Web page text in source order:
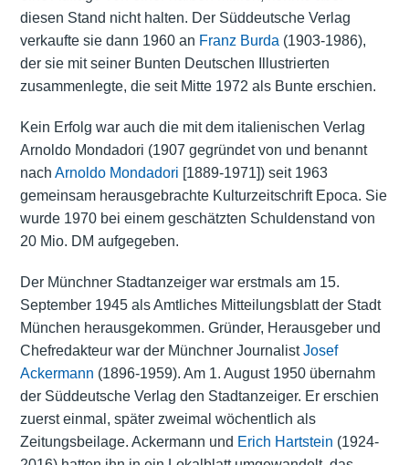
diesen Stand nicht halten. Der Süddeutsche Verlag
verkaufte sie dann 1960 an Franz Burda (1903-1986),
der sie mit seiner Bunten Deutschen Illustrierten
zusammenlegte, die seit Mitte 1972 als Bunte erschien.
Kein Erfolg war auch die mit dem italienischen Verlag
Arnoldo Mondadori (1907 gegründet von und benannt
nach Arnoldo Mondadori [1889-1971]) seit 1963
gemeinsam herausgebrachte Kulturzeitschrift Epoca. Sie
wurde 1970 bei einem geschätzten Schuldenstand von
20 Mio. DM aufgegeben.
Der Münchner Stadtanzeiger war erstmals am 15.
September 1945 als Amtliches Mitteilungsblatt der Stadt
München herausgekommen. Gründer, Herausgeber und
Chefredakteur war der Münchner JournalistJosef
Ackermann (1896-1959). Am 1. August 1950 übernahm
der Süddeutsche Verlag den Stadtanzeiger. Er erschien
zuerst einmal, später zweimal wöchentlich als
Zeitungsbeilage. Ackermann und Erich Hartstein (1924-